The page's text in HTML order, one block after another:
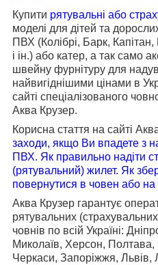
Купити рятувальні або
моделі для дітей та
ПВХ (Колібрі, Барк,
і ін.) або катер, а так само
швейну фурнітуру для
найвигіднішими цінами в
сайті спеціалізованого
Аква Крузер.
Корисна стаття на сайті
заходи, якщо Ви впадете з
ПВХ. Як правильно надіти
(рятувальний) жилет. Як
повернутися в човен або на
Аква Крузер гарантує
рятувальних
човнів по всій Україні:
Миколаїв, Херсон, Полтава,
Черкаси, Запоріжжя, Львів,